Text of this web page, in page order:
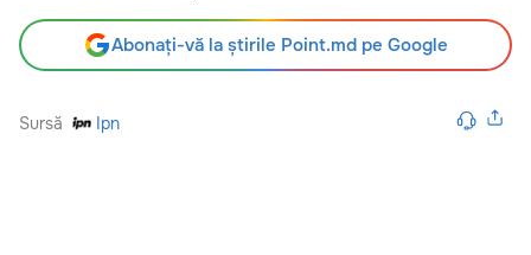
Abonați-vă la știrile Point.md pe Google
Sursă Ipn